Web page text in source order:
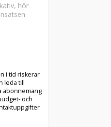
hör
i tid riskerar
leda till
abonnemang
och